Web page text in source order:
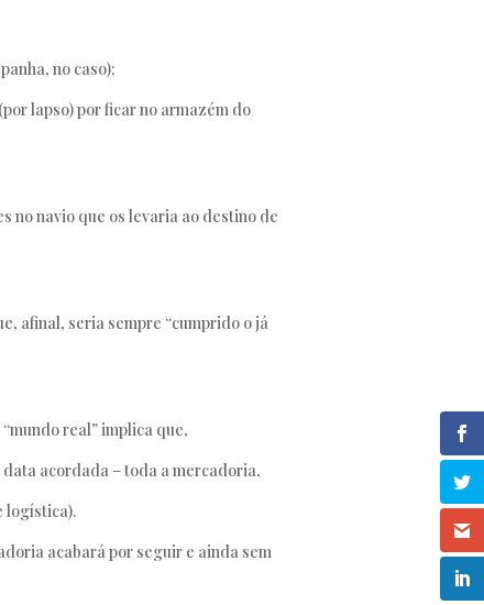
no caso);
lapso) por ficar no armazém do
no navio que os levaria ao destino de
afinal, seria sempre “cumprido o já
real” implica que,
acordada – toda a mercadoria,
logística).
acabará por seguir e ainda sem